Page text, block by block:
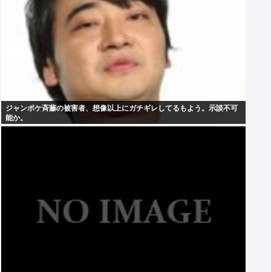
ジャンポケ斉藤の被害者、想像以上にガチギレしてるもよう。示談不可
能か。